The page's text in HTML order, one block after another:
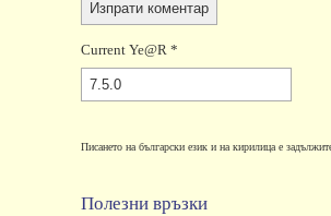
Current Ye@r *
Писането на български език и на кирилица е
Полезни връзки